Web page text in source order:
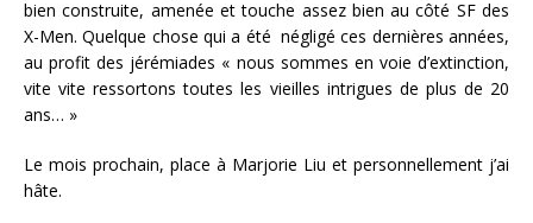
bien construite, amenée et touche assez bien au côté SF des
X-Men. Quelque chose qui a été négligé ces dernières années,
au profit des jérémiades « nous sommes en voie d’extinction,
vite vite ressortons toutes les vieilles intrigues de plus de 20
ans… »
Le mois prochain, place à Marjorie Liu et personnellement j’ai
hâte.